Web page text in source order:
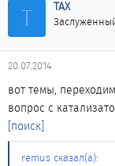
Т ТАХ
20.07.2014
вот темы,
вопрос с
[поиск]
remus сказал(а):